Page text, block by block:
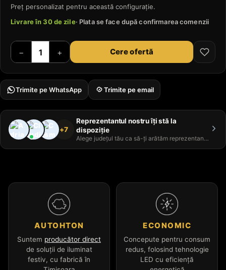
Preț personalizat pentru această configurație.
Livrare în 30 de zile· Plata se face după confirmarea comenzii
− + Cere ofertă
Trimite pe WhatsApp Trimite pe email
+7
Reprezentantul nostru îți stă la
dispoziție
Alege județul tău ca să-ți arătăm reprezentantul
AUTOHTON
Suntem producător direct
de soluții de iluminat
festiv, cu fabrică în
ECONOMIC
Concepute pentru consum
redus, folosind tehnologie
LED cu eficiență